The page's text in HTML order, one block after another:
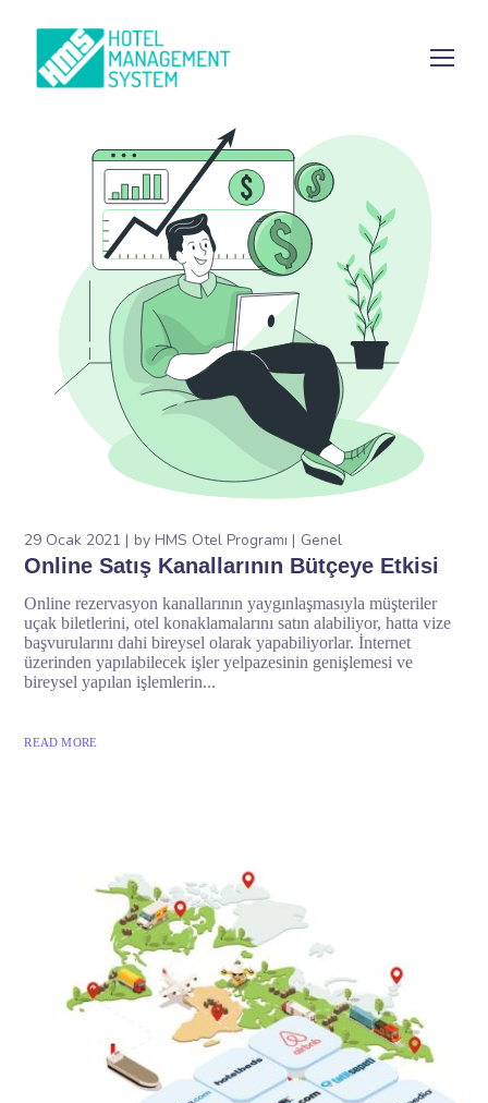
29 Ocak 2021 byHMS Otel Programı Genel
Online Satış Kanallarının Bütçeye Etkisi
Online rezervasyon kanallarının yaygınlaşmasıyla müşteriler
uçak biletlerini, otel konaklamalarını satın alabiliyor, hatta vize
başvurularını dahi bireysel olarak yapabiliyorlar. İnternet
üzerinden yapılabilecek işler yelpazesinin genişlemesi ve
bireysel yapılan işlemlerin...
READ MORE